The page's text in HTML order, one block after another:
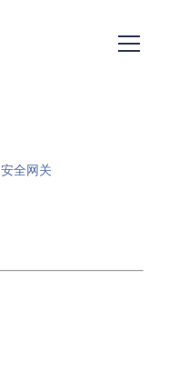
安全网关